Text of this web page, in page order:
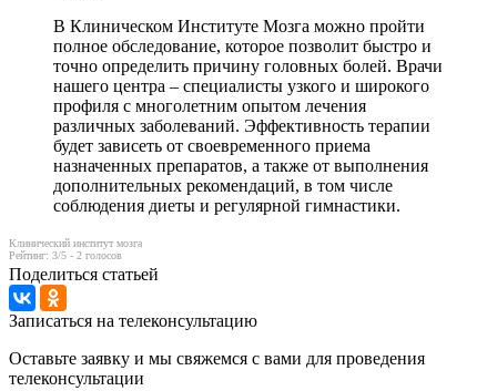
В Клиническом Институте Мозга можно пройти
полное обследование, которое позволит быстро и
точно определить причину головных болей. Врачи
нашего центра – специалисты узкого и широкого
профиля с многолетним опытом лечения
различных заболеваний. Эффективность терапии
будет зависеть от своевременного приема
назначенных препаратов, а также от выполнения
дополнительных рекомендаций, в том числе
соблюдения диеты и регулярной гимнастики.
Клинический институт мозга
Рейтинг: 3/5 - 2 голосов
Поделиться статьей
Записаться на телеконсультацию
Оставьте заявку и мы свяжемся с вами для проведения
телеконсультации